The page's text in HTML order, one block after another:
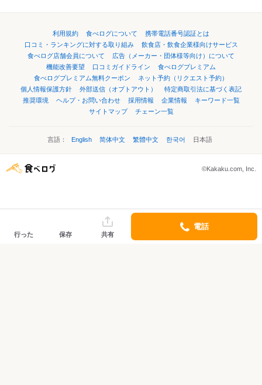
利用規約 食べログについて
携帯電話番号認証とは
口コミ・ランキングに対する取り組み
飲食店・飲食企業様向けサービス
食べログ店舗会員について
広告（メーカー・団体様等向け）について
機能改善要望
口コミガイドライン
食べログプレミアム
食べログプレミアム無料クーポン
ネット予約（リクエスト予約）
個人情報保護方針
外部送信（オプトアウト）
特定商取引法に基づく表記
推奨環境
ヘルプ・お問い合わせ 採用情報 企業情報
キーワード一覧
サイトマップ
チェーン一覧
言語： English 简体中文 繁體中文 한국어 日本語
©Kakaku.com, Inc.
行った 保存 共有
電話